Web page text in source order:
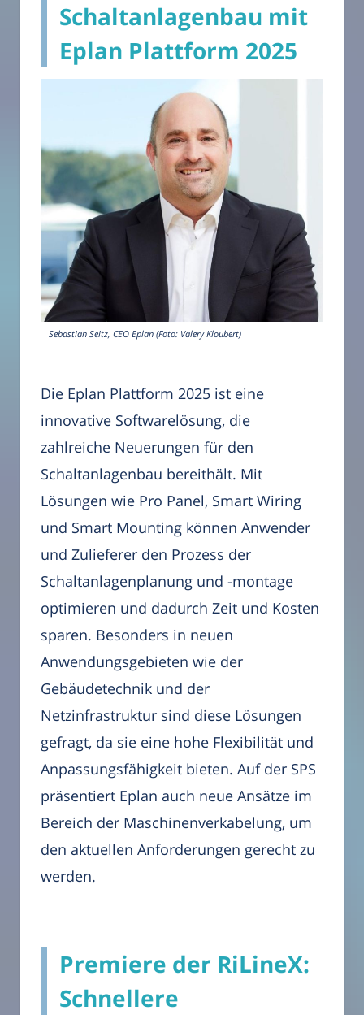
Schaltanlagenbau mit
Eplan Plattform 2025
Sebastian Seitz, CEO Eplan (Foto: Valery Kloubert)
Die Eplan Plattform 2025 ist eine
innovative Softwarelösung, die
zahlreiche Neuerungen für den
Schaltanlagenbau bereithält. Mit
Lösungen wie Pro Panel, Smart Wiring
und Smart Mounting können Anwender
und Zulieferer den Prozess der
Schaltanlagenplanung und -montage
optimieren und dadurch Zeit und Kosten
sparen. Besonders in neuen
Anwendungsgebieten wie der
Gebäudetechnik und der
Netzinfrastruktur sind diese Lösungen
gefragt, da sie eine hohe Flexibilität und
Anpassungsfähigkeit bieten. Auf der SPS
präsentiert Eplan auch neue Ansätze im
Bereich der Maschinenverkabelung, um
den aktuellen Anforderungen gerecht zu
werden.
Premiere der RiLineX:
Schnellere